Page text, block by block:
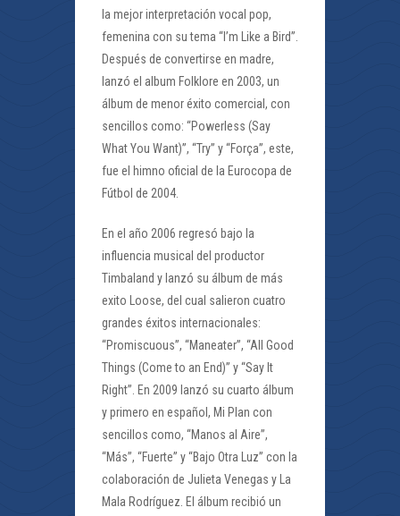
la mejor interpretación vocal pop,
femenina con su tema “I’m Like a Bird”.
Después de convertirse en madre,
lanzó el album Folklore en 2003, un
álbum de menor éxito comercial, con
sencillos como: “Powerless (Say
What You Want)”, “Try” y “Força”, este,
fue el himno oficial de la Eurocopa de
Fútbol de 2004.
En el año 2006 regresó bajo la
influencia musical del productor
Timbaland y lanzó su álbum de más
exito Loose, del cual salieron cuatro
grandes éxitos internacionales:
“Promiscuous”, “Maneater”, “All Good
Things (Come to an End)” y “Say It
Right”. En 2009 lanzó su cuarto álbum
y primero en español, Mi Plan con
sencillos como, “Manos al Aire”,
“Más”, “Fuerte” y “Bajo Otra Luz” con la
colaboración de Julieta Venegas y La
Mala Rodríguez. El álbum recibió un